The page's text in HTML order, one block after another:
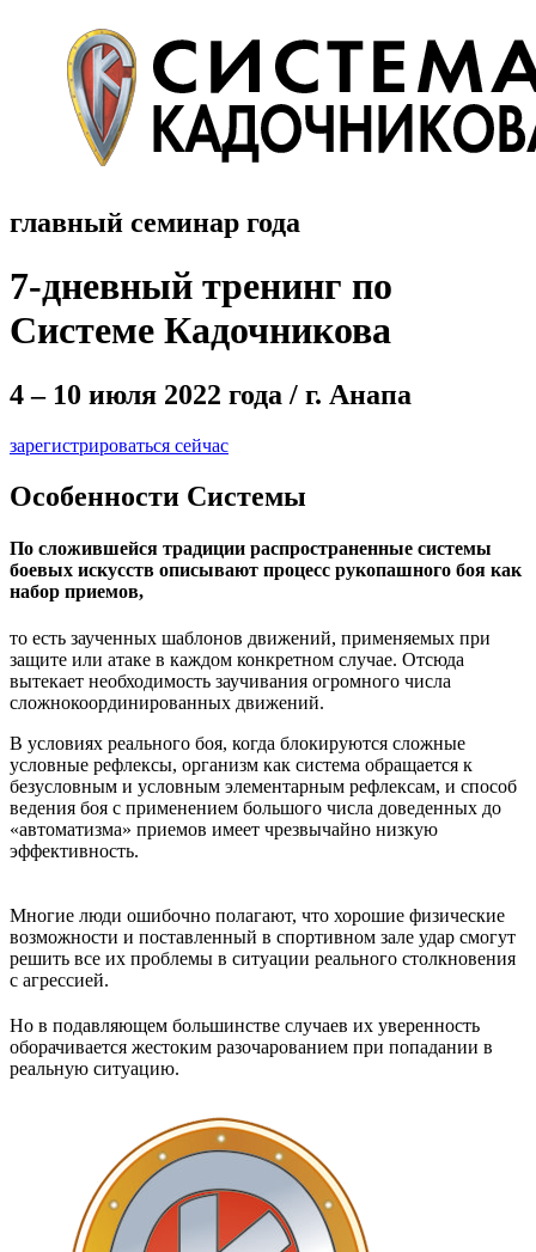
главный семинар года
7-дневный тренинг по
Системе Кадочникова
4 – 10 июля 2022 года / г. Анапа
зарегистрироваться сейчас
Особенности Системы
По сложившейся традиции распространенные системы
боевых искусств описывают процесс рукопашного боя как
набор приемов,
то есть заученных шаблонов движений, применяемых при
защите или атаке в каждом конкретном случае. Отсюда
вытекает необходимость заучивания огромного числа
сложнокоординированных движений.
В условиях реального боя, когда блокируются сложные
условные рефлексы, организм как система обращается к
безусловным и условным элементарным рефлексам, и способ
ведения боя с применением большого числа доведенных до
«автоматизма» приемов имеет чрезвычайно низкую
эффективность.
Многие люди ошибочно полагают, что хорошие физические
возможности и поставленный в спортивном зале удар смогут
решить все их проблемы в ситуации реального столкновения
с агрессией.
Но в подавляющем большинстве случаев их уверенность
оборачивается жестоким разочарованием при попадании в
реальную ситуацию.